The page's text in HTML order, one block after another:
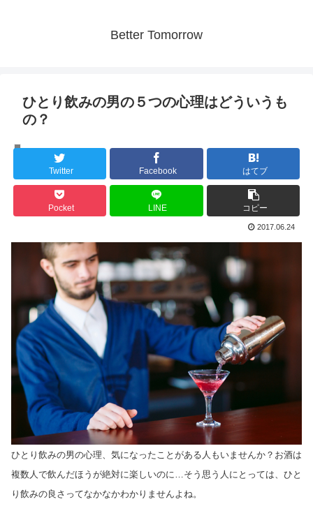
Better Tomorrow
ひとり飲みの男の５つの心理はどういうも
の？
Twitter Facebook はてブ
Pocket LINE コピー
2017.06.24
ひとり飲みの男の心理、気になったことがある人もいませんか？お酒は
複数人で飲んだほうが絶対に楽しいのに…そう思う人にとっては、ひと
り飲みの良さってなかなかわかりませんよね。